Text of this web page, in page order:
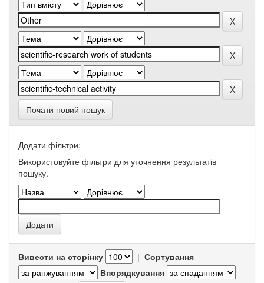
Почати новий пошук
Додати фільтри:
Використовуйте фільтри для уточнення результатів
пошуку.
Вивести на сторінку | Сортування
Впорядкування